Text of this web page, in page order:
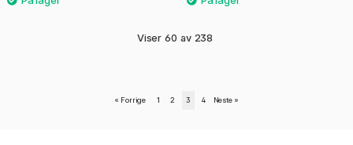
Viser 60 av 238
« Forrige 1 2 3 4 Neste »